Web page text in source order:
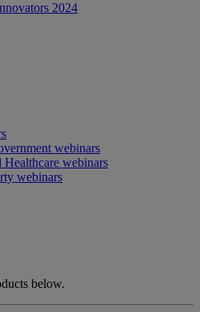
2024
webinars
Healthcare webinars
webinars
below.